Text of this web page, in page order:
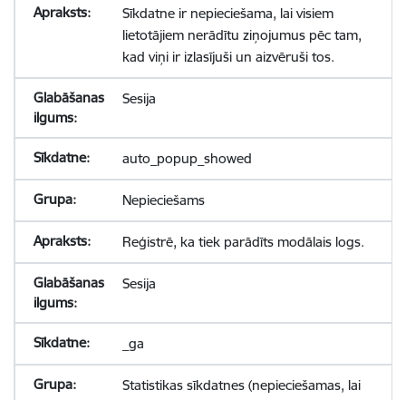
Sīkdatne ir nepieciešama, lai visiem
lietotājiem nerādītu ziņojumus pēc tam,
kad viņi ir izlasījuši un aizvēruši tos.
Sesija
auto_popup_showed
Nepieciešams
Reģistrē, ka tiek parādīts modālais logs.
Sesija
_ga
Statistikas sīkdatnes (nepieciešamas, lai